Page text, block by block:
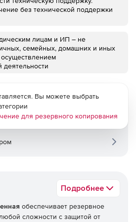
без технической поддержки
лицам и ИП – не
семейных, домашних и иных
деятельности
Подробнее
обеспечивает резервное
сложности с защитой от
Вы можете выбрать
для резервного копирования